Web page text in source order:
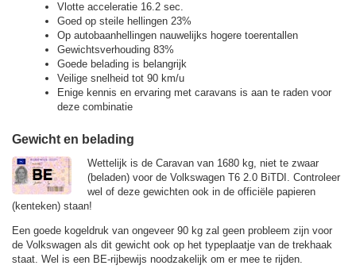
Vlotte acceleratie 16.2 sec.
Goed op steile hellingen 23%
Op autobaanhellingen nauwelijks hogere toerentallen
Gewichtsverhouding 83%
Goede belading is belangrijk
Veilige snelheid tot 90 km/u
Enige kennis en ervaring met caravans is aan te raden voor
deze combinatie
Gewicht en belading
Wettelijk is de Caravan van 1680 kg, niet te zwaar
(beladen) voor de Volkswagen T6 2.0 BiTDI. Controleer
wel of deze gewichten ook in de officiële papieren
(kenteken) staan!
Een goede kogeldruk van ongeveer 90 kg zal geen probleem zijn voor
de Volkswagen als dit gewicht ook op het typeplaatje van de trekhaak
staat. Wel is een BE-rijbewijs noodzakelijk om er mee te rijden.